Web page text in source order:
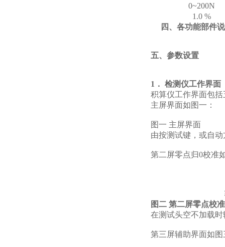
0~200N
1.0 %
四、各功能部件
五、参数设置
1． 检测仪工作界
积算仪工作界面包
主屏界面如图一：
图一 主屏界面
由按测试键，或自
第二屏零点归0校准
图二 第二屏零点校
在测试头空不加载时
第三屏辅助界面如图